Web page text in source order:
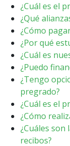
¿Cuál es el
¿Qué
¿Cómo
¿Por qué
¿Cuál es
¿Puedo
¿Tengo
pregrado?
¿Cuál es el
¿Cómo
¿Cuáles son
recibos?